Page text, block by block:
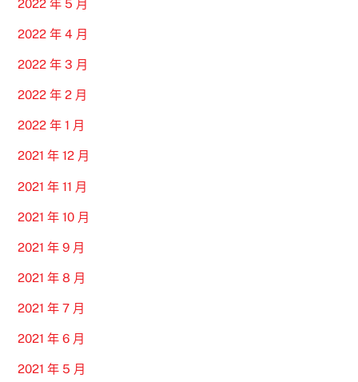
2022 年 5 月
2022 年 4 月
2022 年 3 月
2022 年 2 月
2022 年 1 月
2021 年 12 月
2021 年 11 月
2021 年 10 月
2021 年 9 月
2021 年 8 月
2021 年 7 月
2021 年 6 月
2021 年 5 月